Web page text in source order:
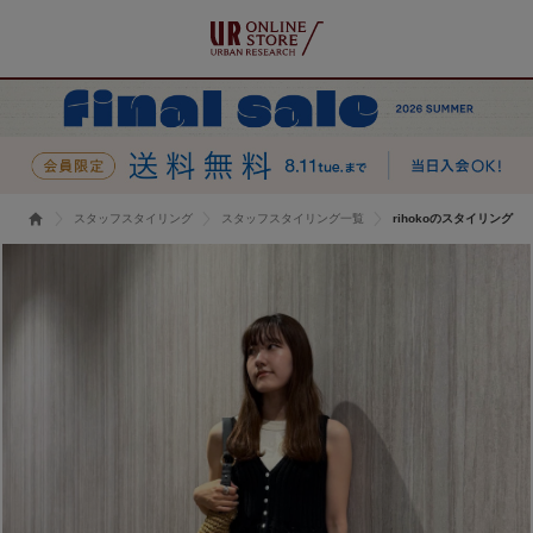
スタッフスタイリング スタッフスタイリング一覧 rihokoのスタイリング